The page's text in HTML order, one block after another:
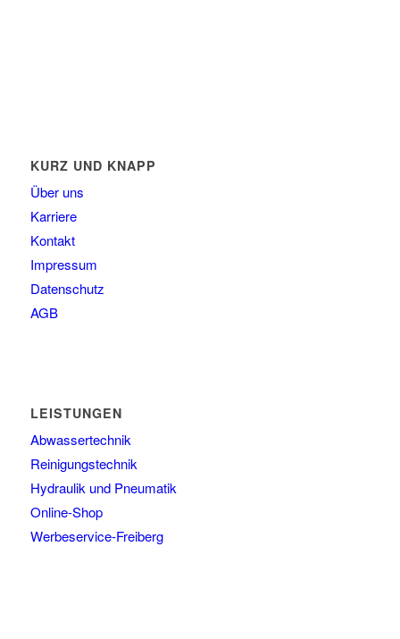
KURZ UND KNAPP
Über uns
Karriere
Kontakt
Impressum
Datenschutz
AGB
LEISTUNGEN
Abwassertechnik
Reinigungstechnik
Hydraulik und Pneumatik
Online-Shop
Werbeservice-Freiberg